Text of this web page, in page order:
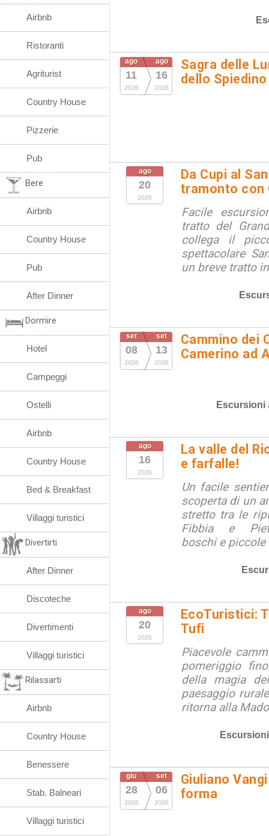
ago
11
2026
ago
16
2026
Sagra delle
dello Spiedino
ago
20
2026
Da Cupi al
tramonto con
Facile
tratto del
collega il
spettacolare
un breve tratto
set
08
2026
set
13
2026
Cammino dei
Camerino ad
Escursioni
ago
16
2026
La valle del
e farfalle!
Un facile
scoperta di un
stretto tra le
Fibbia e
boschi e piccole
ago
20
2026
EcoTuristici:
Tufi
Piacevole
pomeriggio
della magia
paesaggio
ritorna alla
Escursioni
giu
28
2026
set
06
2026
Giuliano
forma
Airbnb
Ristoranti
Agriturist
Country House
Pizzerie
Pub
Bere
Airbnb
Country House
Pub
After Dinner
Dormire
Hotel
Campeggi
Ostelli
Airbnb
Country House
Bed & Breakfast
Villaggi turistici
Divertirti
After Dinner
Discoteche
Divertimenti
Villaggi turistici
Rilassarti
Airbnb
Country House
Benessere
Stab. Balneari
Villaggi turistici